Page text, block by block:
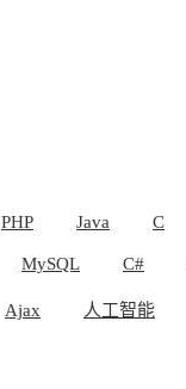
PHP Java C
MySQL C#
Ajax 人工智能